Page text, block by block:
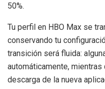
50%.
Tu perfil en HBO Max se
conservando tu
transición será fluida:
automáticamente,
descarga de la nueva